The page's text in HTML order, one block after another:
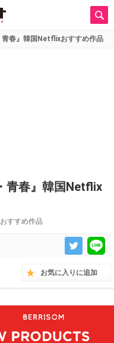
青春』韓国Netflixおすすめ作品
青春』韓国Netflix
すすめ作品
お気に入りに追加